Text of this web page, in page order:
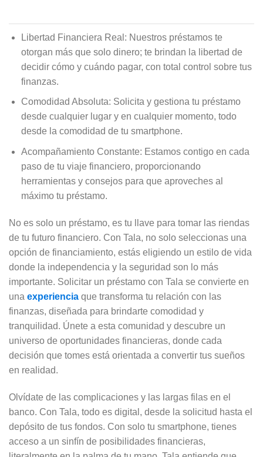
Libertad Financiera Real: Nuestros préstamos te
otorgan más que solo dinero; te brindan la libertad de
decidir cómo y cuándo pagar, con total control sobre tus
finanzas.
Comodidad Absoluta: Solicita y gestiona tu préstamo
desde cualquier lugar y en cualquier momento, todo
desde la comodidad de tu smartphone.
Acompañamiento Constante: Estamos contigo en cada
paso de tu viaje financiero, proporcionando
herramientas y consejos para que aproveches al
máximo tu préstamo.
No es solo un préstamo, es tu llave para tomar las riendas
de tu futuro financiero. Con Tala, no solo seleccionas una
opción de financiamiento, estás eligiendo un estilo de vida
donde la independencia y la seguridad son lo más
importante. Solicitar un préstamo con Tala se convierte en
una experiencia que transforma tu relación con las
finanzas, diseñada para brindarte comodidad y
tranquilidad. Únete a esta comunidad y descubre un
universo de oportunidades financieras, donde cada
decisión que tomes está orientada a convertir tus sueños
en realidad.
Olvídate de las complicaciones y las largas filas en el
banco. Con Tala, todo es digital, desde la solicitud hasta el
depósito de tus fondos. Con solo tu smartphone, tienes
acceso a un sinfín de posibilidades financieras,